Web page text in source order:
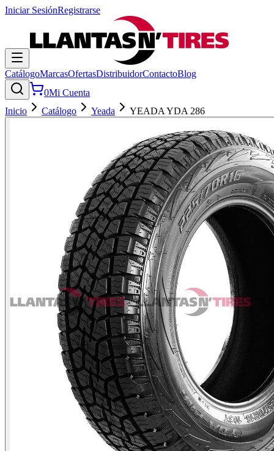
Iniciar SesiónRegistrarse
CatálogoMarcasOfertasDistribuidorContactoBlog
0Mi Cuenta
Inicio
Catálogo Yeada YEADA YDA 286